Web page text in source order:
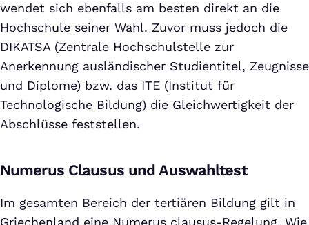
wendet sich ebenfalls am besten direkt an die
Hochschule seiner Wahl. Zuvor muss jedoch die
DIKATSA (Zentrale Hochschulstelle zur
Anerkennung ausländischer Studientitel, Zeugnisse
und Diplome) bzw. das ITE (Institut für
Technologische Bildung) die Gleichwertigkeit der
Abschlüsse feststellen.
Numerus Clausus und Auswahltest
Im gesamten Bereich der tertiären Bildung gilt in
Griechenland eine Numerus clausus-Regelung. Wie